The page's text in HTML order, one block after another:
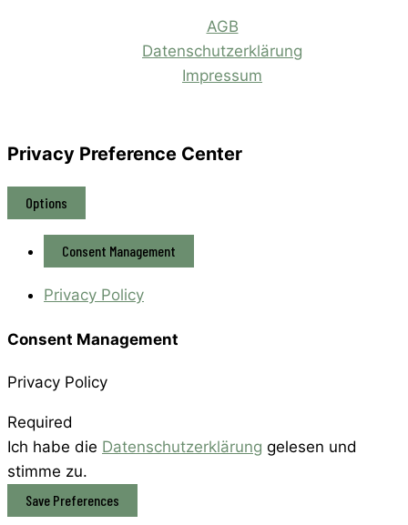
AGB
Datenschutzerklärung
Impressum
Privacy Preference Center
Options
Consent Management
Privacy Policy
Consent Management
Privacy Policy
Required
Ich habe die Datenschutzerklärung gelesen und
stimme zu.